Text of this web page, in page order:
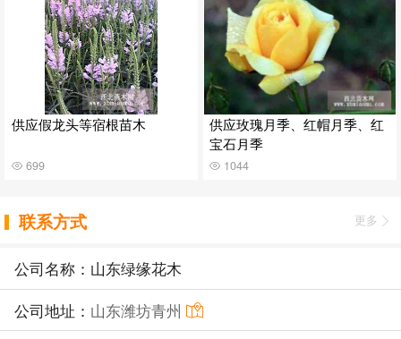
供应假龙头等宿根苗木
699
供应玫瑰月季、红帽月季、红
宝石月季
1044
联系方式 更多
公司名称：山东绿缘花木
公司地址： 山东潍坊青州